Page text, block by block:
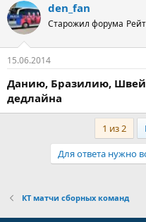
den_fan
Старожил форума
15.06.2014
Данию, Бразилию,
дедлайна
1 из 2
Для ответа нужно
КТ матчи сборных команд